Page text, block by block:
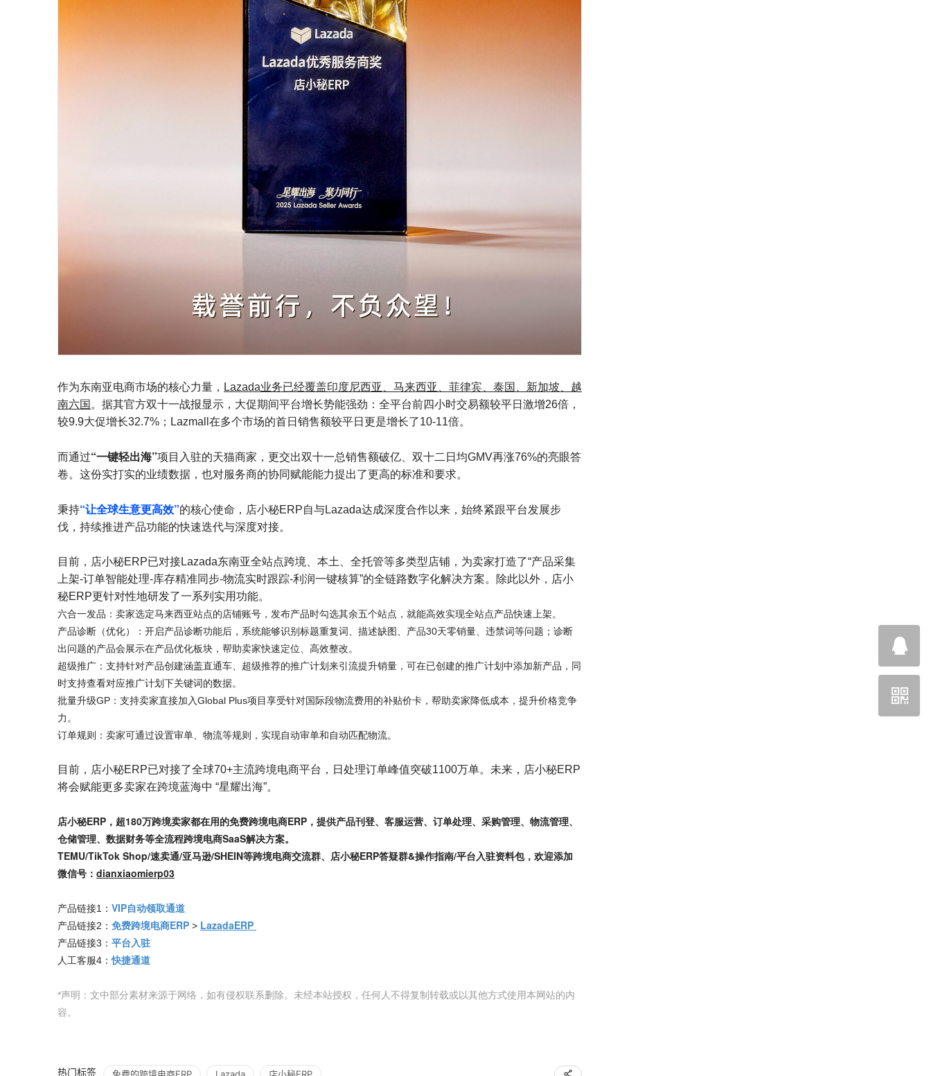
作为东南亚电商市场的核心力量， Lazada业务已经覆盖印度尼西亚、马来西亚、菲律宾、泰国、新加坡、越
南六国 。据其官方双十一战报显示，大促期间平台增长势能强劲：全平台前四小时交易额较平日激增26倍，
较9.9大促增长32.7%；Lazmall在多个市场的首日销售额较平日更是增长了10-11倍。
而通过“一键轻出海”项目入驻的天猫商家，更交出双十一总销售额破亿、双十二日均GMV再涨76%的亮眼答
卷。这份实打实的业绩数据，也对服务商的协同赋能能力提出了更高的标准和要求。
秉持“让全球生意更高效”的核心使命，店小秘ERP自与Lazada达成深度合作以来，始终紧跟平台发展步
伐，持续推进产品功能的快速迭代与深度对接。
目前，店小秘ERP已对接Lazada东南亚全站点跨境、本土、全托管等多类型店铺，为卖家打造了“产品采集
上架-订单智能处理-库存精准同步-物流实时跟踪-利润一键核算”的全链路数字化解决方案。除此以外，店小
秘ERP更针对性地研发了一系列实用功能。
六合一发品：卖家选定马来西亚站点的店铺账号，发布产品时勾选其余五个站点，就能高效实现全站点产品快速上架。
产品诊断（优化）：开启产品诊断功能后，系统能够识别标题重复词、描述缺图、产品30天零销量、违禁词等问题；诊断
出问题的产品会展示在产品优化板块，帮助卖家快速定位、高效整改。
超级推广：支持针对产品创建涵盖直通车、超级推荐的推广计划来引流提升销量，可在已创建的推广计划中添加新产品，同
时支持查看对应推广计划下关键词的数据。
批量升级GP：支持卖家直接加入Global Plus项目享受针对国际段物流费用的补贴价卡，帮助卖家降低成本，提升价格竞争
力。
订单规则：卖家可通过设置审单、物流等规则，实现自动审单和自动匹配物流。
目前，店小秘ERP已对接了全球70+主流跨境电商平台，日处理订单峰值突破1100万单。未来，店小秘ERP
将会赋能更多卖家在跨境蓝海中 “星耀出海”。
店小秘ERP，超180万跨境卖家都在用的免费跨境电商ERP，提供产品刊登、客服运营、订单处理、采购管理、物流管理、
仓储管理、数据财务等全流程跨境电商SaaS解决方案。
TEMU/TikTok Shop/速卖通/亚马逊/SHEIN等跨境电商交流群、店小秘ERP答疑群&操作指南/平台入驻资料包，欢迎添加
微信号： dianxiaomierp03
产品链接1： VIP自动领取通道
产品链接2： 免费跨境电商ERP > LazadaERP
产品链接3： 平台入驻
人工客服4：快捷通道
*声明：文中部分素材来源于网络，如有侵权联系删除。未经本站授权，任何人不得复制转载或以其他方式使用本网站的内
容。
热门标签